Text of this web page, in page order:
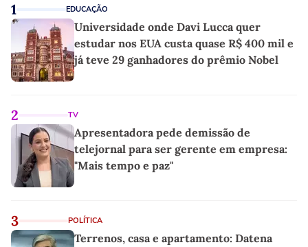
1 EDUCAÇÃO
Universidade onde Davi Lucca quer
estudar nos EUA custa quase R$ 400 mil e
já teve 29 ganhadores do prêmio Nobel
2 TV
Apresentadora pede demissão de
telejornal para ser gerente em empresa:
"Mais tempo e paz"
3 POLÍTICA
Terrenos, casa e apartamento: Datena